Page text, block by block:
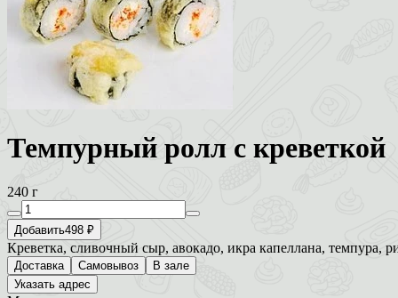
Темпурный ролл с креветкой
240 г
Добавить498 ₽
Креветка, сливочный сыр, авокадо, икра капеллана, темпура,
Доставка Самовывоз
В зале
Указать адрес